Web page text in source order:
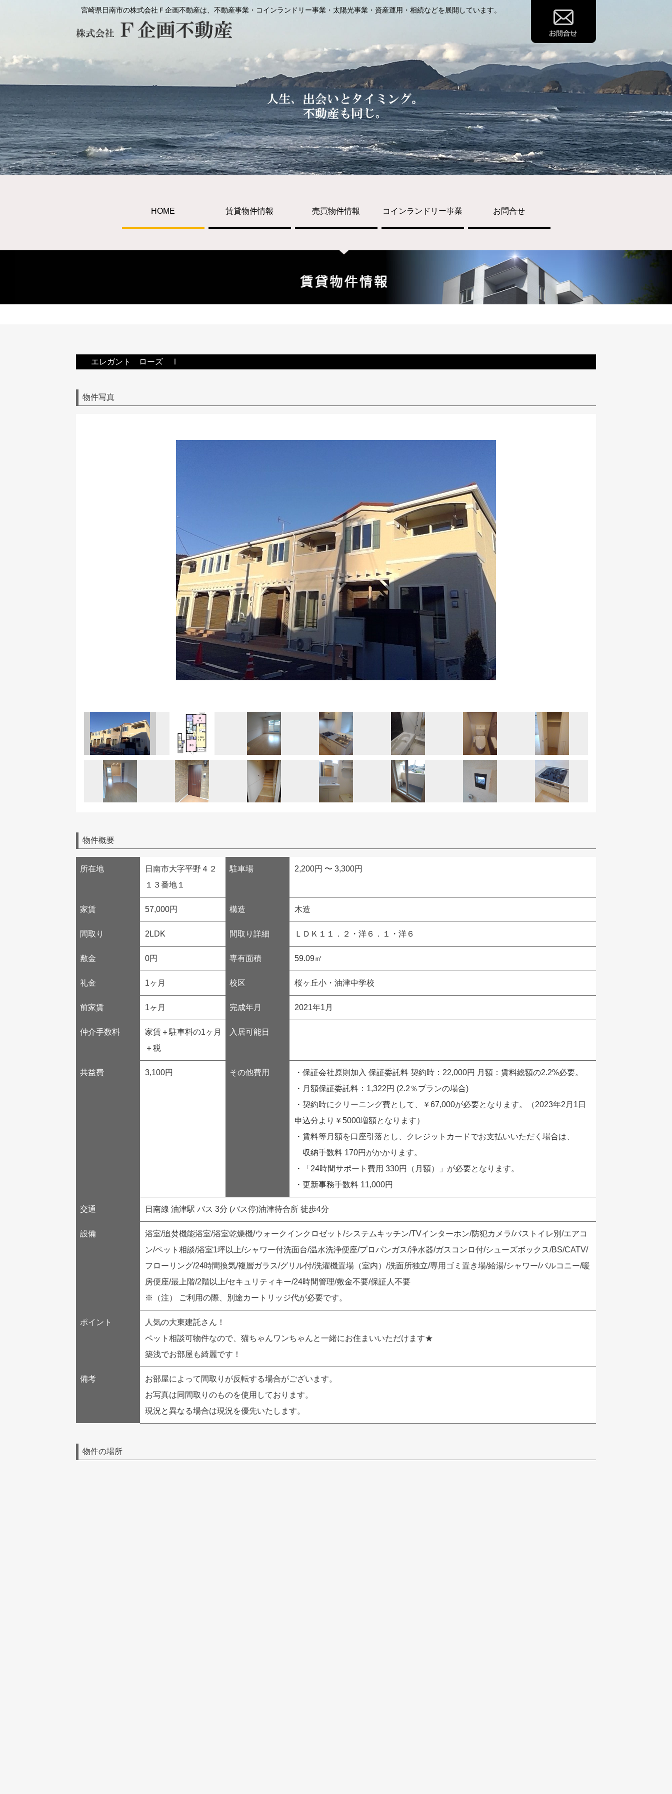
宮崎県日南市の株式会社Ｆ企画不動産は、不動産事業・コインランドリー事業・太陽光事業・資産運用・相続などを展開しています。
HOME 賃貸物件情報 売買物件情報 コインランドリー事業 お問合せ
エレガント ローズ Ⅰ
物件写真
物件概要
所在地
日南市大字平野４２
１３番地１
駐車場 2,200円 〜 3,300円
家賃 57,000円 構造 木造
間取り 2LDK 間取り詳細 ＬＤＫ１１．２・洋６．１・洋６
敷金 0円 専有面積 59.09㎡
礼金 1ヶ月 校区 桜ヶ丘小・油津中学校
前家賃 1ヶ月 完成年月 2021年1月
仲介手数料
家賃＋駐車料の1ヶ月
＋税
入居可能日
共益費 3,100円 その他費用
・保証会社原則加入 保証委託料 契約時：22,000円 月額：賃料総額の2.2%必要。
・月額保証委託料：1,322円 (2.2％プランの場合)
・契約時にクリーニング費として、￥67,000が必要となります。（2023年2月1日
申込分より￥5000増額となります）
・賃料等月額を口座引落とし、クレジットカードでお支払いいただく場合は、
収納手数料 170円がかかります。
・「24時間サポート費用 330円（月額）」が必要となります。
・更新事務手数料 11,000円
交通 日南線 油津駅 バス 3分 (バス停)油津待合所 徒歩4分
設備
浴室/追焚機能浴室/浴室乾燥機/ウォークインクロゼット/システムキッチン/TVインターホン/防犯カメラ/バストイレ別/エアコ
ン/ペット相談/浴室1坪以上/シャワー付洗面台/温水洗浄便座/プロパンガス/浄水器/ガスコンロ付/シューズボックス/BS/CATV/
フローリング/24時間換気/複層ガラス/グリル付/洗濯機置場（室内）/洗面所独立/専用ゴミ置き場/給湯/シャワー/バルコニー/暖
房便座/最上階/2階以上/セキュリティキー/24時間管理/敷金不要/保証人不要
※（注） ご利用の際、別途カートリッジ代が必要です。
ポイント
人気の大東建託さん！
ペット相談可物件なので、猫ちゃんワンちゃんと一緒にお住まいいただけます★
築浅でお部屋も綺麗です！
備考
お部屋によって間取りが反転する場合がございます。
お写真は同間取りのものを使用しております。
現況と異なる場合は現況を優先いたします。
物件の場所